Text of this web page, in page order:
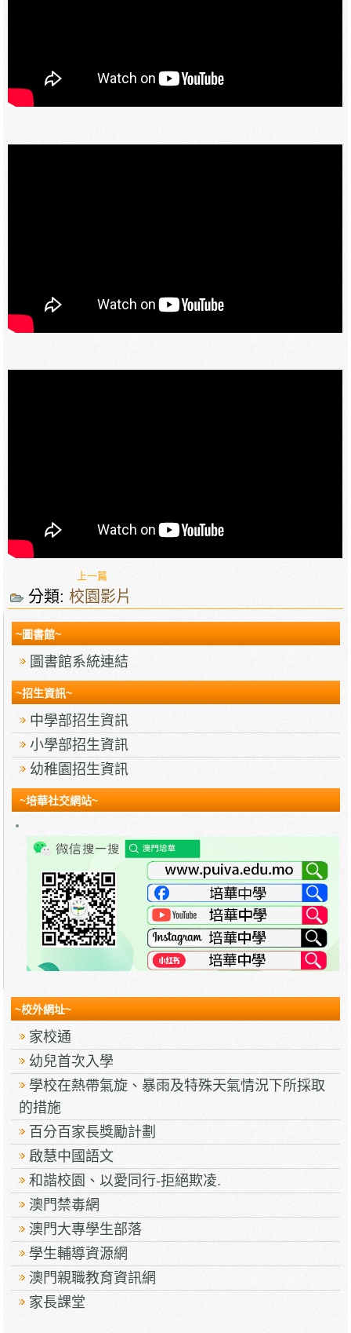
上一篇
分類:校園影片
~圖書館~
圖書館系統連結
~招生資訊~
中學部招生資訊
小學部招生資訊
幼稚園招生資訊
~培華社交網站~
~校外網址~
家校通
幼兒首次入學
學校在熱帶氣旋、暴雨及特殊天氣情況下所採取
的措施
百分百家長獎勵計劃
啟慧中國語文
和諧校園、以愛同行-拒絕欺凌.
澳門禁毒網
澳門大專學生部落
學生輔導資源網
澳門親職教育資訊網
家長課堂